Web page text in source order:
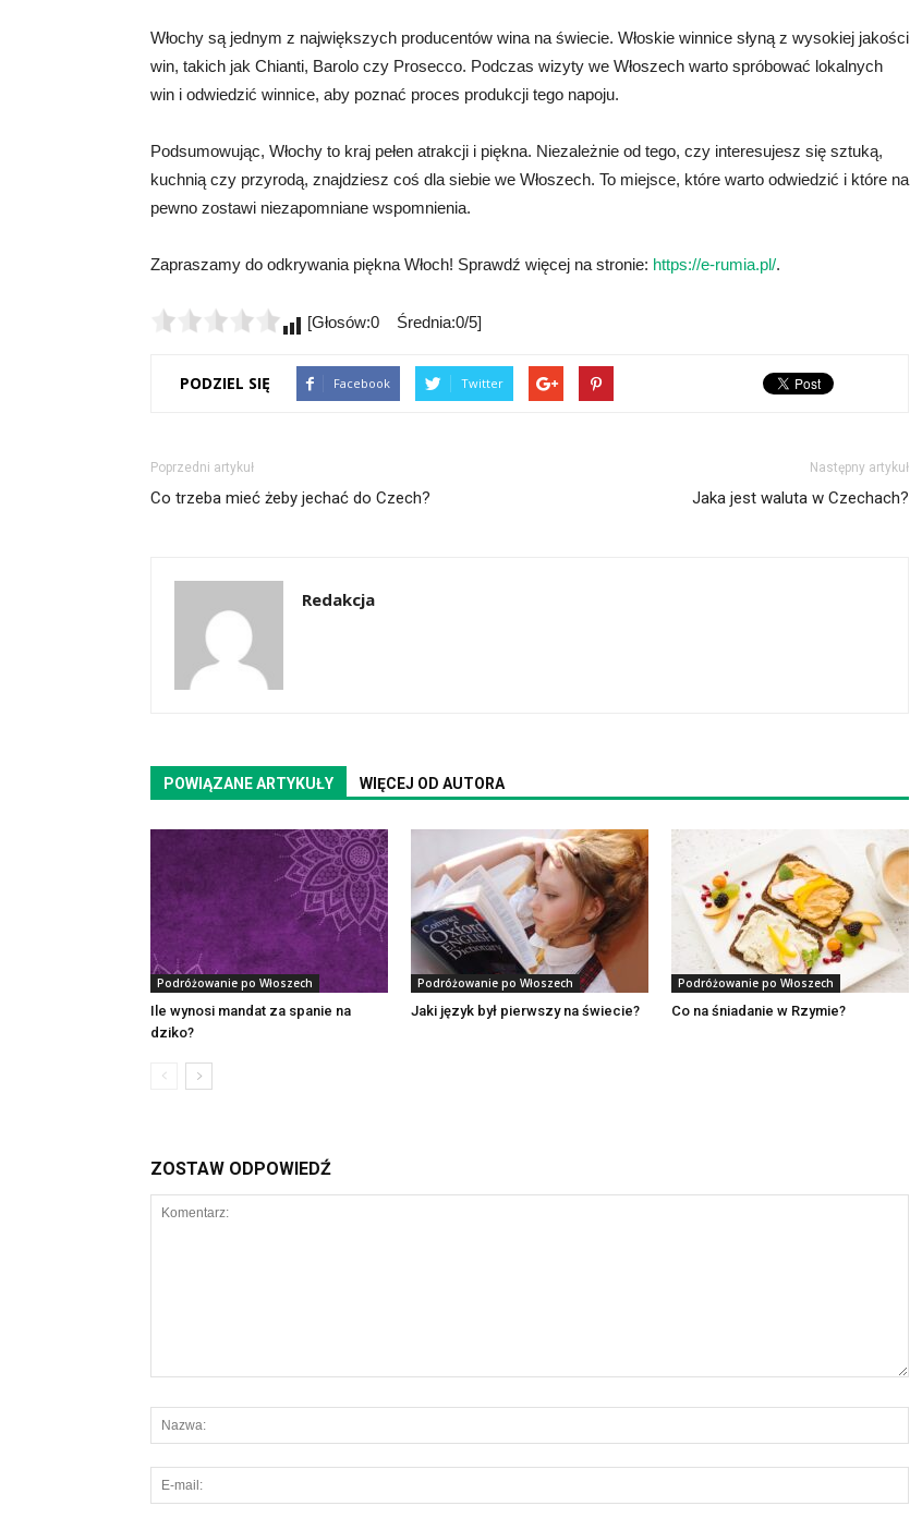
Włochy są jednym z największych producentów wina na świecie. Włoskie winnice słyną z wysokiej jakości
win, takich jak Chianti, Barolo czy Prosecco. Podczas wizyty we Włoszech warto spróbować lokalnych
win i odwiedzić winnice, aby poznać proces produkcji tego napoju.
Podsumowując, Włochy to kraj pełen atrakcji i piękna. Niezależnie od tego, czy interesujesz się sztuką,
kuchnią czy przyrodą, znajdziesz coś dla siebie we Włoszech. To miejsce, które warto odwiedzić i które na
pewno zostawi niezapomniane wspomnienia.
Zapraszamy do odkrywania piękna Włoch! Sprawdź więcej na stronie: https://e-rumia.pl/.
[Głosów:0 Średnia:0/5]
PODZIEL SIĘ Facebook Twitter
Poprzedni artykuł
Co trzeba mieć żeby jechać do Czech?
Następny artykuł
Jaka jest waluta w Czechach?
Redakcja
POWIĄZANE ARTYKUŁY WIĘCEJ OD AUTORA
Podróżowanie po Włoszech
Ile wynosi mandat za spanie na
dziko?
Podróżowanie po Włoszech
Jaki język był pierwszy na świecie?
Podróżowanie po Włoszech
Co na śniadanie w Rzymie?
ZOSTAW ODPOWIEDŹ